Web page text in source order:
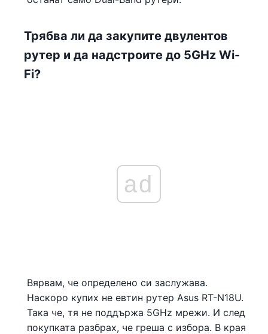
Трябва ли да закупите двулентов
рутер и да надстроите до 5GHz Wi-
Fi?
ad
Вярвам, че определено си заслужава.
Наскоро купих не евтин рутер Asus RT-N18U.
Така че, тя не поддържа 5GHz мрежи. И след
покупката разбрах, че греша с избора. В края